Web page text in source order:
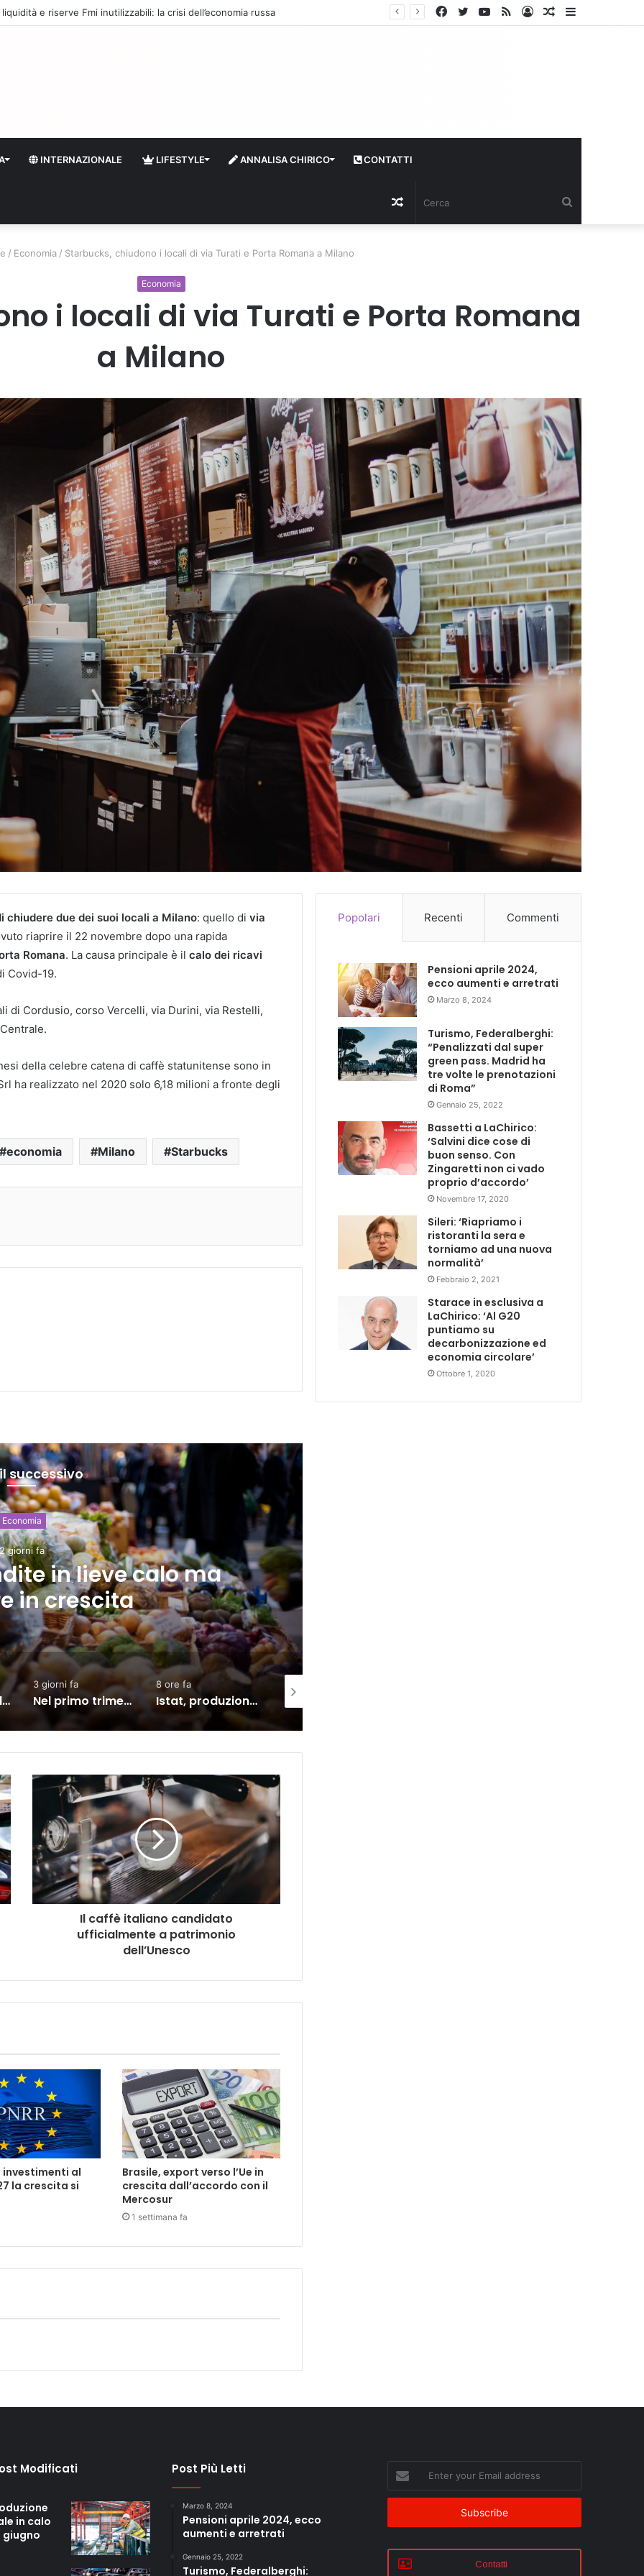
e riserve Fmi inutilizzabili: la crisi dell’economia russa
Articolo
Log
RSS
YouTube
Twitter
Facebook
INTERNAZIONALE LIFESTYLE ANNALISA CHIRICO CONTATTI
Articolo
/ Economia / Starbucks, chiudono i locali di via Turati e Porta Romana a Milano
Economia
i locali di via Turati e Porta Romana
a Milano
chiudere due dei suoi locali a Milano: quello di via
riaprire il 22 novembre dopo una rapida
Romana. La causa principale è il calo dei ricavi
Covid-19.
di Cordusio, corso Vercelli, via Durini, via Restelli,
della celebre catena di caffè statunitense sono in
ha realizzato nel 2020 solo 6,18 milioni a fronte degli
economia Milano Starbucks
successivo
Economia
giorni fa
in lieve calo ma
in crescita
SACE e Simest, la collaborazione per l’export dà risultati positivi
3 giorni fa
Nel primo trimestre assunzioni nelle Marche solo per il lavoro intermittente
8 ore fa
Istat, produzione industriale in calo dell’1% a giugno
Il caffè italiano candidato
ufficialmente a patrimonio
dell’Unesco
investimenti al
la crescita si
Brasile, export verso l’Ue in
crescita dall’accordo con il
Mercosur
1 settimana fa
Popolari Recenti Commenti
Pensioni aprile 2024,
ecco aumenti e arretrati
Marzo 8, 2024
Turismo, Federalberghi:
“Penalizzati dal super
green pass. Madrid ha
tre volte le prenotazioni
di Roma”
Gennaio 25, 2022
Bassetti a LaChirico:
‘Salvini dice cose di
buon senso. Con
Zingaretti non ci vado
proprio d’accordo’
Novembre 17, 2020
Sileri: ‘Riapriamo i
ristoranti la sera e
torniamo ad una nuova
normalità’
Febbraio 2, 2021
Starace in esclusiva a
LaChirico: ‘Al G20
puntiamo su
decarbonizzazione ed
economia circolare’
Ottobre 1, 2020
Modificati
in calo
giugno
Post Più Letti
Marzo 8, 2024
Pensioni aprile 2024, ecco
aumenti e arretrati
Gennaio 25, 2022
Turismo, Federalberghi:
your
Email
Contatti